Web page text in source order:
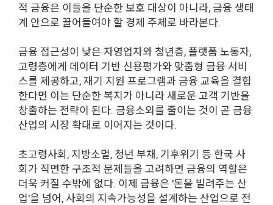
적 금융은 이들을 단순한 보호 대상이 아니라, 금융 생태
계 안으로 끌어들여야 할 경제 주체로 바라본다.
금융 접근성이 낮은 자영업자와 청년층, 플랫폼 노동자,
고령층에게 데이터 기반 신용평가와 맞춤형 금융 서비
스를 제공하고, 재기 지원 프로그램과 금융 교육을 결합
한다면 이는 단순한 복지가 아니라 새로운 고객 기반을
창출하는 전략이 된다. 금융소외를 줄이는 것이 곧 금융
산업의 시장 확대로 이어지는 것이다.
초고령사회, 지방소멸, 청년 부채, 기후위기 등 한국 사
회가 직면한 구조적 문제들을 고려하면 금융의 역할은
더욱 커질 수밖에 없다. 이제 금융은 '돈을 빌려주는 산
업'을 넘어, 사회의 지속가능성을 설계하는 산업으로 전